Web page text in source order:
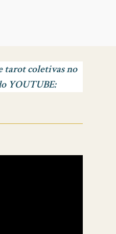
tarot coletivas no
YOUTUBE: